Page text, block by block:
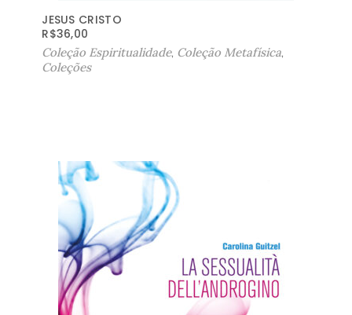
JESUS CRISTO
R$36,00
Coleção Espiritualidade, Coleção Metafísica,
Coleções